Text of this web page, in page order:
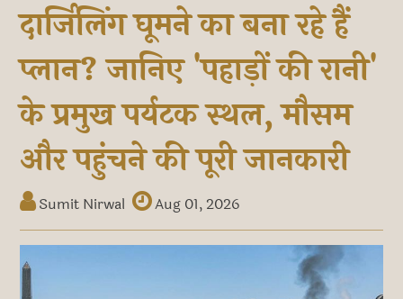
दार्जिलिंग घूमने का बना रहे हैं
प्लान? जानिए 'पहाड़ों की रानी'
के प्रमुख पर्यटक स्थल, मौसम
और पहुंचने की पूरी जानकारी
Sumit Nirwal Aug 01, 2026